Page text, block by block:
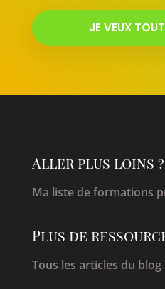
JE VEUX
Aller plus loins ?
Ma liste de formations
Plus de
Tous les articles du blog